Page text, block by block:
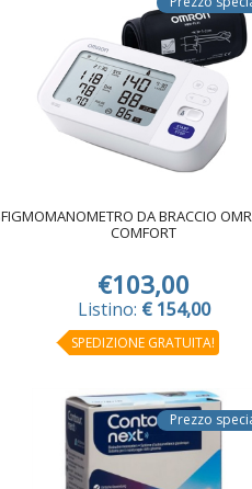
DA BRACCIO
COMFORT
€103,00
Listino: € 154,00
SPEDIZIONE GRATUITA!
Prezzo